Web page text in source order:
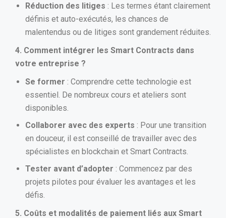
Réduction des litiges : Les termes étant clairement
définis et auto-exécutés, les chances de
malentendus ou de litiges sont grandement réduites.
4. Comment intégrer les Smart Contracts dans
votre entreprise ?
Se former : Comprendre cette technologie est
essentiel. De nombreux cours et ateliers sont
disponibles.
Collaborer avec des experts : Pour une transition
en douceur, il est conseillé de travailler avec des
spécialistes en blockchain et Smart Contracts.
Tester avant d’adopter : Commencez par des
projets pilotes pour évaluer les avantages et les
défis.
5. Coûts et modalités de paiement liés aux Smart